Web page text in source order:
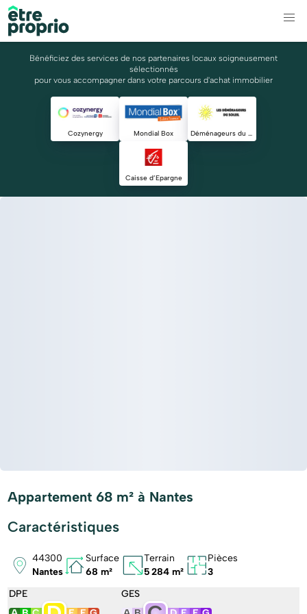
Bénéficiez des services de nos partenaires locaux soigneusement
sélectionnés
pour vous accompagner dans votre parcours d'achat immobilier
Cozynergy Mondial Box Déménageurs du Soleil
Caisse d’Epargne
Appartement 68 m² à Nantes
Caractéristiques
44300
Nantes
Surface
68 m²
Terrain
5 284 m²
Pièces
3
DPE
GES